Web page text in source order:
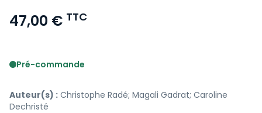
47,00 € TTC
Pré-commande
Auteur(s) : Christophe Radé; Magali Gadrat; Caroline
Dechristé